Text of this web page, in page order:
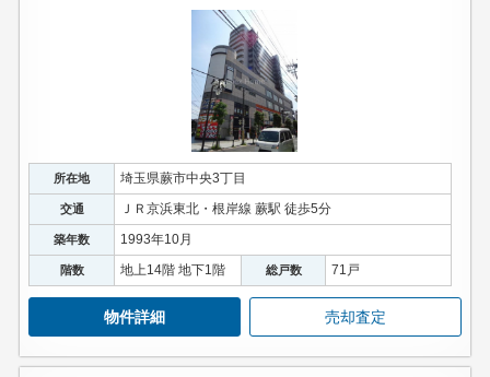
所在地 埼玉県蕨市中央3丁目
交通 ＪＲ京浜東北・根岸線 蕨駅 徒歩5分
築年数 1993年10月
階数 地上14階 地下1階 総戸数 71戸
物件詳細 売却査定